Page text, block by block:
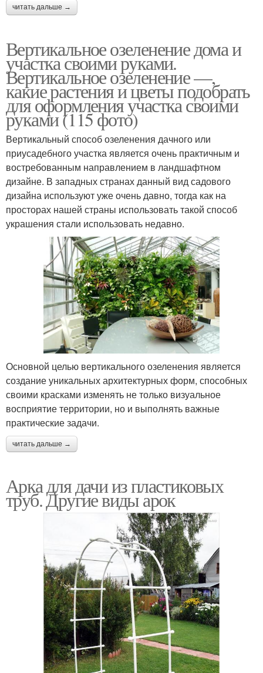
читать дальше →
Вертикальное озеленение дома и
участка своими руками.
Вертикальное озеленение —,
какие растения и цветы подобрать
для оформления участка своими
руками (115 фото)
Вертикальный способ озеленения дачного или
приусадебного участка является очень практичным и
востребованным направлением в ландшафтном
дизайне. В западных странах данный вид садового
дизайна используют уже очень давно, тогда как на
просторах нашей страны использовать такой способ
украшения стали использовать недавно.
Основной целью вертикального озеленения является
создание уникальных архитектурных форм, способных
своими красками изменять не только визуальное
восприятие территории, но и выполнять важные
практические задачи.
читать дальше →
Арка для дачи из пластиковых
труб. Другие виды арок